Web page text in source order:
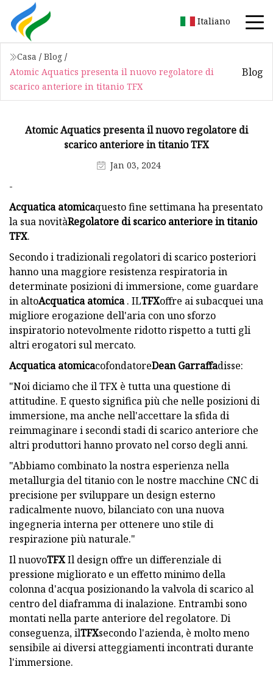
Italiano
Casa / Blog /
Atomic Aquatics presenta il nuovo regolatore di
scarico anteriore in titanio TFX
Blog
Atomic Aquatics presenta il nuovo regolatore di
scarico anteriore in titanio TFX
Jan 03, 2024
-
Acquatica atomicaquesto fine settimana ha presentato
la sua novitàRegolatore di scarico anteriore in titanio
TFX.
Secondo i tradizionali regolatori di scarico posteriori
hanno una maggiore resistenza respiratoria in
determinate posizioni di immersione, come guardare
in altoAcquatica atomica. ILTFXoffre ai subacquei una
migliore erogazione dell'aria con uno sforzo
inspiratorio notevolmente ridotto rispetto a tutti gli
altri erogatori sul mercato.
Acquatica atomicacofondatoreDean Garraffadisse:
"Noi diciamo che il TFX è tutta una questione di
attitudine. E questo significa più che nelle posizioni di
immersione, ma anche nell'accettare la sfida di
reimmaginare i secondi stadi di scarico anteriore che
altri produttori hanno provato nel corso degli anni.
"Abbiamo combinato la nostra esperienza nella
metallurgia del titanio con le nostre macchine CNC di
precisione per sviluppare un design esterno
radicalmente nuovo, bilanciato con una nuova
ingegneria interna per ottenere uno stile di
respirazione più naturale."
Il nuovoTFXIl design offre un differenziale di
pressione migliorato e un effetto minimo della
colonna d'acqua posizionando la valvola di scarico al
centro del diaframma di inalazione. Entrambi sono
montati nella parte anteriore del regolatore. Di
conseguenza, ilTFXsecondo l'azienda, è molto meno
sensibile ai diversi atteggiamenti incontrati durante
l'immersione.